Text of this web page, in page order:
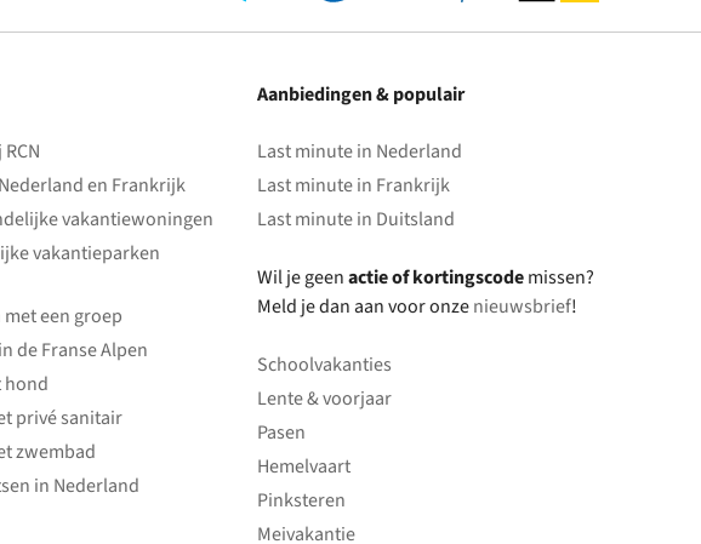
en Frankrijk
vakantiewoningen
vakantieparken
een groep
de Franse Alpen
hond
privé sanitair
zwembad
in Nederland
Aanbiedingen & populair
Last minute in Nederland
Last minute in Frankrijk
Last minute in Duitsland
Wil je geenactie of kortingscodemissen?
Meld je dan aan voor onzenieuwsbrief!
Schoolvakanties
Lente & voorjaar
Pasen
Hemelvaart
Pinksteren
Meivakantie